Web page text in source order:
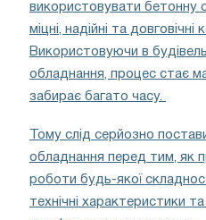
використовувати бетонну
міцні, надійні та довговічні
Використовуючи в
обладнання, процес стає
забирає багато часу.
Тому слід серйозно
обладнання перед тим, як
роботи будь-якої
технічні характеристики